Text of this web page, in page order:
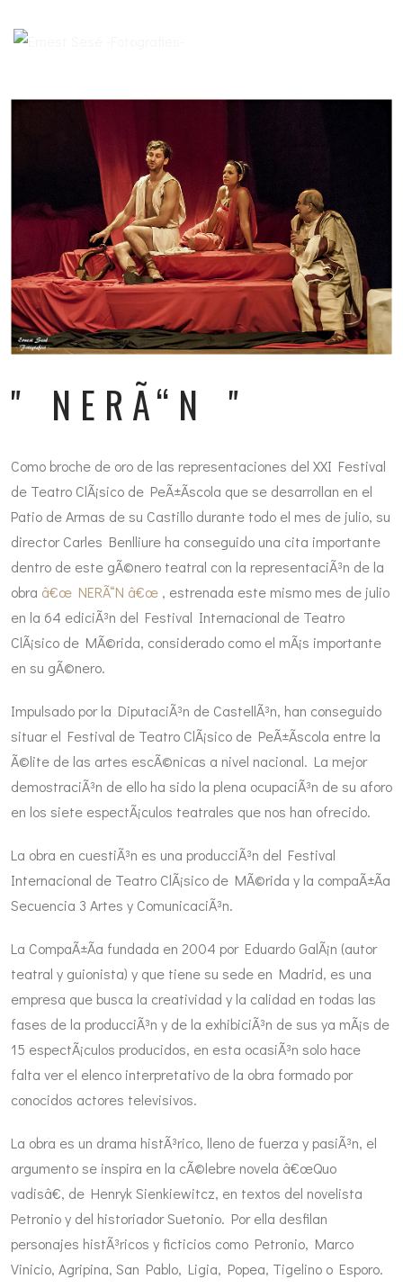
" NERÃ“N "
Como broche de oro de las representaciones del XXI Festival
de Teatro ClÃ¡sico de PeÃ±Ã­scola que se desarrollan en el
Patio de Armas de su Castillo durante todo el mes de julio, su
director Carles Benlliure ha conseguido una cita importante
dentro de este gÃ©nero teatral con la representaciÃ³n de la
obra â€œ NERÃ“N â€œ , estrenada este mismo mes de julio
en la 64 ediciÃ³n del Festival Internacional de Teatro
ClÃ¡sico de MÃ©rida, considerado como el mÃ¡s importante
en su gÃ©nero.
Impulsado por la DiputaciÃ³n de CastellÃ³n, han conseguido
situar el Festival de Teatro ClÃ¡sico de PeÃ±Ã­scola entre la
Ã©lite de las artes escÃ©nicas a nivel nacional. La mejor
demostraciÃ³n de ello ha sido la plena ocupaciÃ³n de su aforo
en los siete espectÃ¡culos teatrales que nos han ofrecido.
La obra en cuestiÃ³n es una producciÃ³n del Festival
Internacional de Teatro ClÃ¡sico de MÃ©rida y la compaÃ±Ã­a
Secuencia 3 Artes y ComunicaciÃ³n.
La CompaÃ±Ã­a fundada en 2004 por Eduardo GalÃ¡n (autor
teatral y guionista) y que tiene su sede en Madrid, es una
empresa que busca la creatividad y la calidad en todas las
fases de la producciÃ³n y de la exhibiciÃ³n de sus ya mÃ¡s de
15 espectÃ¡culos producidos, en esta ocasiÃ³n solo hace
falta ver el elenco interpretativo de la obra formado por
conocidos actores televisivos.
La obra es un drama histÃ³rico, lleno de fuerza y pasiÃ³n, el
argumento se inspira en la cÃ©lebre novela â€œQuo
vadisâ€, de Henryk Sienkiewitcz, en textos del novelista
Petronio y del historiador Suetonio. Por ella desfilan
personajes histÃ³ricos y ficticios como Petronio, Marco
Vinicio, Agripina, San Pablo, Ligia, Popea, Tigelino o Esporo.